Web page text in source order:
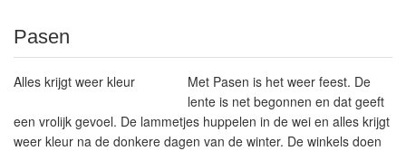
Pasen
Alles krijgt weer kleur
Met Pasen is het weer feest. De
lente is net begonnen en dat geeft
een vrolijk gevoel. De lammetjes huppelen in de wei en alles krijgt
weer kleur na de donkere dagen van de winter. De winkels doen